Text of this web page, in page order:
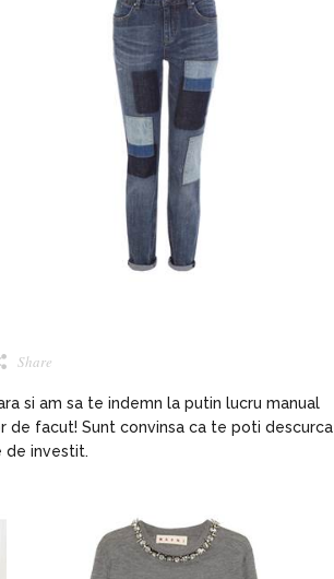
Share
si am sa te indemn la putin lucru manual
de facut! Sunt convinsa ca te poti descurca
de investit.